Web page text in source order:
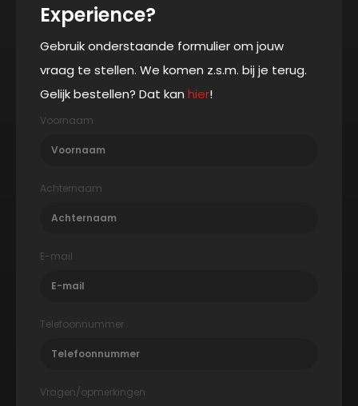
Experience?
Gebruik onderstaande formulier om jouw
vraag te stellen. We komen z.s.m. bij je terug.
Gelijk bestellen? Dat kan hier!
Voornaam
Achternaam
E-mail
Telefoonnummer
Vragen/opmerkingen